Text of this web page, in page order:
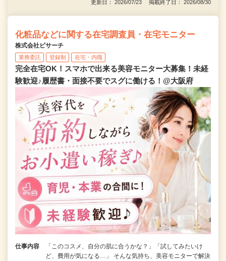
更新日： 2026/07/23 掲載終了日： 2026/08/30
化粧品などに関する在宅調査員・在宅モニター
株式会社ビサーチ
業務委託 登録制 在宅・内職
完全在宅OK！スマホで出来る美容モニター大募集！未経
験歓迎♪履歴書・面接不要でスグに働ける！@大阪府
仕事内容
「このコスメ、自分の肌に合うかな？」「試してみたいけ
ど、費用が気になる…」 そんな気持ち、美容モニターで解決